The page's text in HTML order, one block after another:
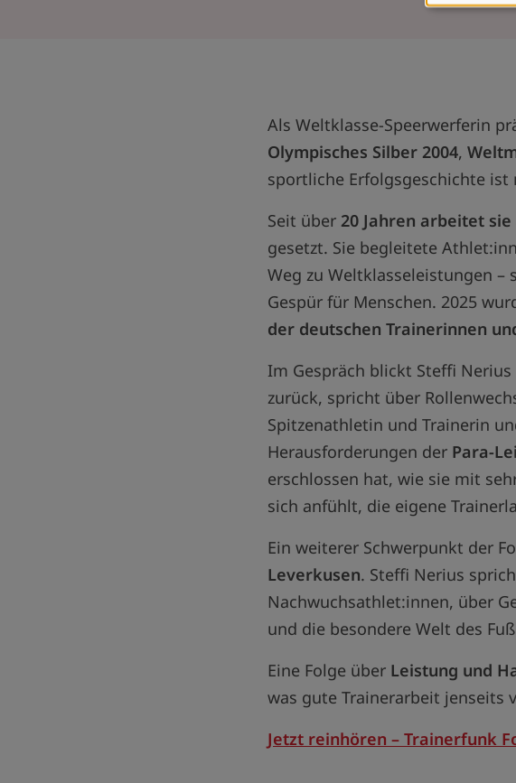
Als Weltklasse-Speerwerferin
Olympisches Silber 2004,
sportliche Erfolgsgeschichte ist
Seit über 20 Jahren arbeitet
gesetzt. Sie begleitete
Weg zu Weltklasseleistungen
Gespür für Menschen. 2025
der deutschen Trainerinnen
Im Gespräch blickt Steffi
zurück, spricht über
Spitzenathletin und Trainerin
Herausforderungen der Para-
erschlossen hat, wie sie mit
sich anfühlt, die eigene
Ein weiterer Schwerpunkt der
Leverkusen. Steffi Nerius
Nachwuchsathlet:innen, über
und die besondere Welt des
Eine Folge über Leistung und
was gute Trainerarbeit jenseits
Jetzt reinhören – Trainerfunk
Cookies